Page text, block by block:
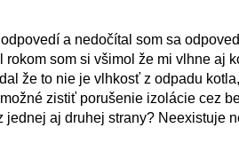
a nedočítal som sa
som si všimol že mi vlhne aj
že to nie je vlhkosť z odpadu
zistiť porušenie izolácie cez
aj druhej strany? Neexistuje